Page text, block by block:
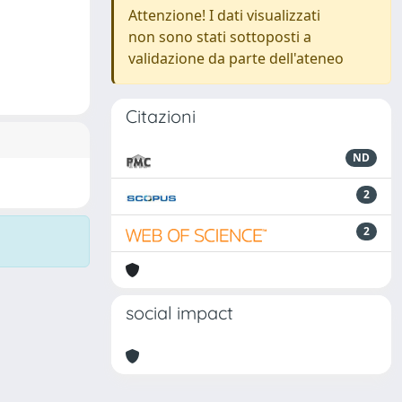
Attenzione! I dati visualizzati
non sono stati sottoposti a
validazione da parte dell'ateneo
Citazioni
ND
2
2
social impact